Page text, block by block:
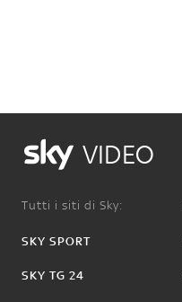
VIDEO
Tutti i siti di Sky:
SKY SPORT
SKY TG 24